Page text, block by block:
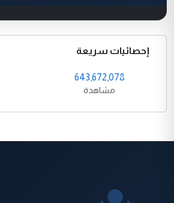
إحصائيات سريعة
643,672,078
مشاهدة